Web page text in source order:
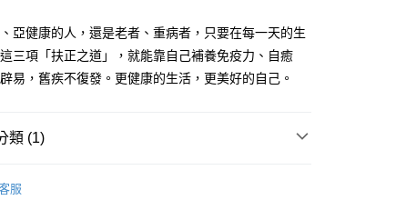
機門號後，選擇欲分期的期數、繳款截止日，確認付款後即
度、可分期數及費用金額請依後續交易確認頁面所載為準。
分鐘內，如未前往確認交易或遇審核未通過，訂單將自動取
專審核」未通過狀況，表示未達大哥付你分期系統評分，恕
先享後付」】
付是「在收到商品之後才付款」的支付方式。 讓您購物簡單
需註冊會員、不需綁卡、不需儲值。
要手機號碼，簡訊認證，即可結帳。
享後付」結帳流程】
式選擇「AFTEE先享後付」後，將跳轉至「AFTEE先享後
通知簡訊後14天內，點擊此簡訊中的連結，可透過四大超商
滿NT$499(含以上)免運費
亞健康的人，還是老者、重病者，只要在每一天的生
三項「扶正之道」，就能靠自己補養免疫力、自癒
易，舊疾不復發。更健康的生活，更美好的自己。
類 (1)
服